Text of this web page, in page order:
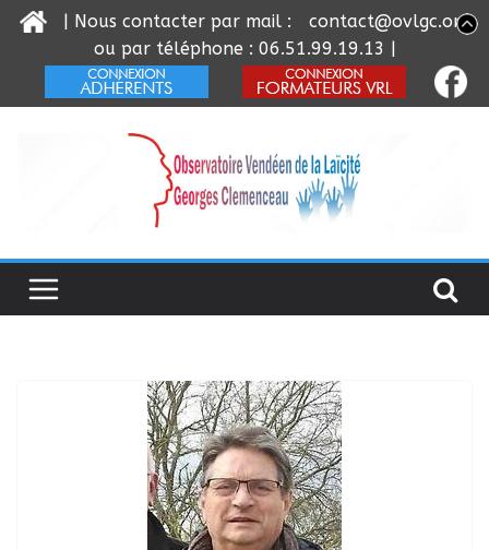
| Nous contacter par mail :
contact@ovlgc.org
ou par téléphone : 06.51.99.19.13 |